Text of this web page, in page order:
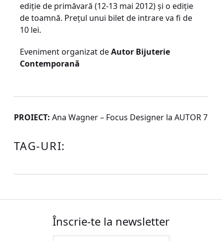
ediţie de primăvară (12-13 mai 2012) şi o ediţie
de toamnă. Preţul unui bilet de intrare va fi de
10 lei.
Eveniment organizat deAutor Bijuterie
Contemporană
PROIECT: Ana Wagner – Focus Designer la AUTOR 7
TAG-URI:
Înscrie-te la newsletter